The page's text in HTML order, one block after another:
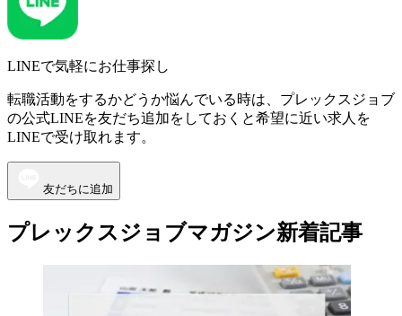
LINEで気軽にお仕事探し
転職活動をするかどうか悩んでいる時は、プレックスジョブ
の公式LINEを友だち追加をしておくと希望に近い求人を
LINEで受け取れます。
友だちに追加
プレックスジョブマガジン新着記事